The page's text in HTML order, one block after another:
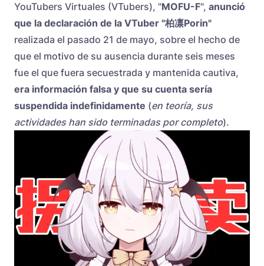
YouTubers Virtuales (VTubers), "MOFU-F", anunció
que la declaración de la VTuber "柏凛Porin"
realizada el pasado 21 de mayo, sobre el hecho de
que el motivo de su ausencia durante seis meses
fue el que fuera secuestrada y mantenida cautiva,
era información falsa y que su cuenta sería
suspendida indefinidamente (en teoría, sus
actividades han sido terminadas por completo).